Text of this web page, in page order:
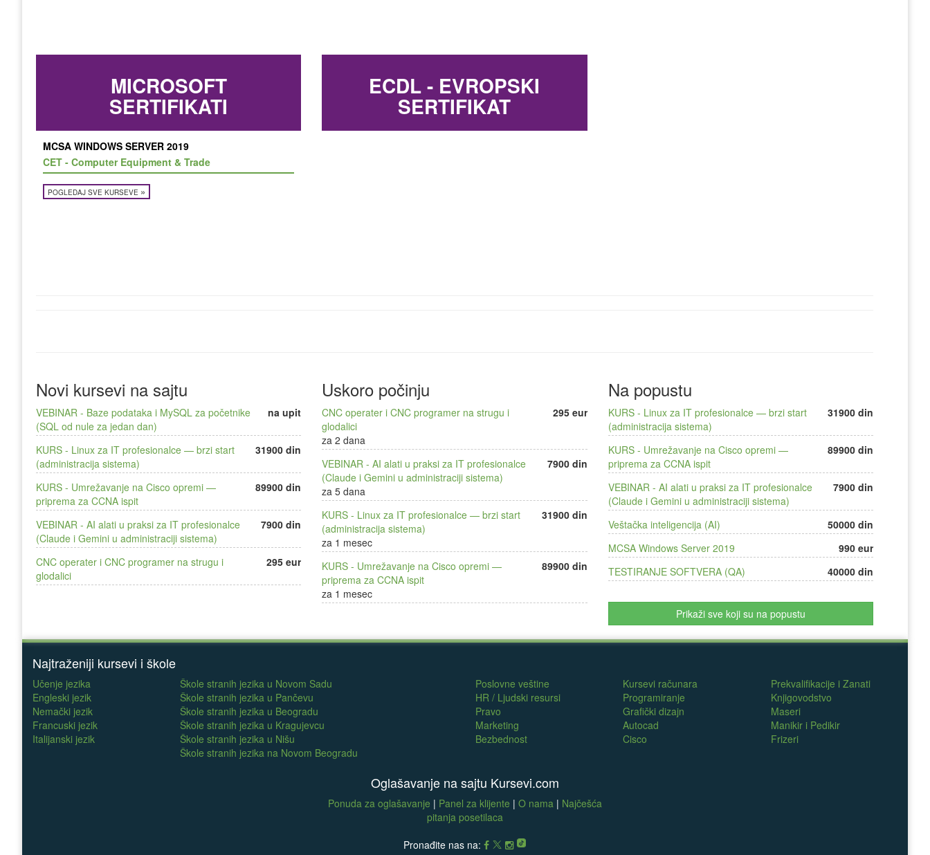
MICROSOFT
SERTIFIKATI
MCSA WINDOWS SERVER 2019
CET - Computer Equipment & Trade
POGLEDAJ SVE KURSEVE »
ECDL - EVROPSKI
SERTIFIKAT
Novi kursevi na sajtu
na upit
VEBINAR - Baze podataka i MySQL za početnike
(SQL od nule za jedan dan)
31900 din
KURS - Linux za IT profesionalce — brzi start
(administracija sistema)
89900 din
KURS - Umrežavanje na Cisco opremi —
priprema za CCNA ispit
7900 din
VEBINAR - AI alati u praksi za IT profesionalce
(Claude i Gemini u administraciji sistema)
295 eur
CNC operater i CNC programer na strugu i
glodalici
Uskoro počinju
295 eur
CNC operater i CNC programer na strugu i
glodalici
za 2 dana
7900 din
VEBINAR - AI alati u praksi za IT profesionalce
(Claude i Gemini u administraciji sistema)
za 5 dana
31900 din
KURS - Linux za IT profesionalce — brzi start
(administracija sistema)
za 1 mesec
89900 din
KURS - Umrežavanje na Cisco opremi —
priprema za CCNA ispit
za 1 mesec
Na popustu
31900 din
KURS - Linux za IT profesionalce — brzi start
(administracija sistema)
89900 din
KURS - Umrežavanje na Cisco opremi —
priprema za CCNA ispit
7900 din
VEBINAR - AI alati u praksi za IT profesionalce
(Claude i Gemini u administraciji sistema)
50000 din
Veštačka inteligencija (AI)
990 eur
MCSA Windows Server 2019
40000 din
TESTIRANJE SOFTVERA (QA)
Prikaži sve koji su na popustu
Najtraženiji kursevi i škole
Učenje jezika
Engleski jezik
Nemački jezik
Francuski jezik
Italijanski jezik
Škole stranih jezika u Novom Sadu
Škole stranih jezika u Pančevu
Škole stranih jezika u Beogradu
Škole stranih jezika u Kragujevcu
Škole stranih jezika u Nišu
Škole stranih jezika na Novom Beogradu
Poslovne veštine
HR / Ljudski resursi
Pravo
Marketing
Bezbednost
Kursevi računara
Programiranje
Grafički dizajn
Autocad
Cisco
Prekvalifikacije i Zanati
Knjigovodstvo
Maseri
Manikir i Pedikir
Frizeri
Oglašavanje na sajtu Kursevi.com
Ponuda za oglašavanje | Panel za klijente | O nama| Najčešća
pitanja posetilaca
Pronađite nas na: